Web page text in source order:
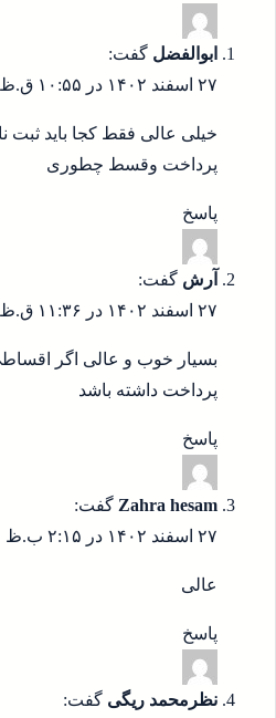
ابوالفضل گفت:
۲۷ اسفند ۱۴۰۲ در ۱۰:۵۵ ق.ظ
خیلی عالی فقط کجا باید ثبت
پرداخت وقسط چطوری
پاسخ
آرش گفت:
۲۷ اسفند ۱۴۰۲ در ۱۱:۳۶ ق.ظ
بسیار خوب و عالی اگر
پرداخت داشته باشد
پاسخ
Zahra hesam گفت:
۲۷ اسفند ۱۴۰۲ در ۲:۱۵ ب.ظ
عالی
پاسخ
نظرمحمد ریگی گفت: